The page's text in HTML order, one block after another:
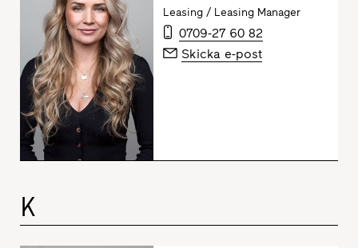
Leasing / Leasing Manager
0709-27 60 82
Skicka e-post
K